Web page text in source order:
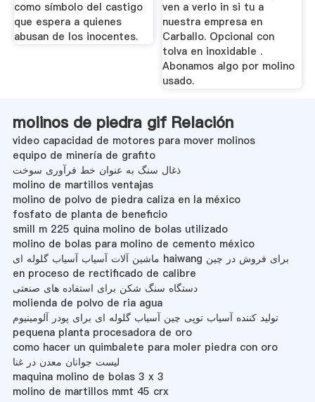
como símbolo del castigo
que espera a quienes
abusan de los inocentes.
ven a verlo in si tu a
nuestra empresa en
Carballo. Opcional con
tolva en inoxidable .
Abonamos algo por molino
usado.
molinos de piedra gif Relación
video capacidad de motores para mover molinos
equipo de minería de grafito
ذغال سنگ به عنوان خط فرآوری سوخت
molino de martillos ventajas
molino de polvo de piedra caliza en la méxico
fosfato de planta de beneficio
smill m 225 quina molino de bolas utilizado
molino de bolas para molino de cemento méxico
ماشین آلات آسیاب آسیاب گلوله ای haiwang برای فروش در چین
en proceso de rectificado de calibre
دستگاه سنگ شکن برای استفاده های صنعتی
molienda de polvo de ria agua
تولید کننده آسیاب توپی چین آسیاب گلوله ای برای پودر آلومینیوم
pequena planta procesadora de oro
como hacer un quimbalete para moler piedra con oro
لیست جوانان معدن در غنا
maquina molino de bolas 3 x 3
molino de martillos mmt 45 crx